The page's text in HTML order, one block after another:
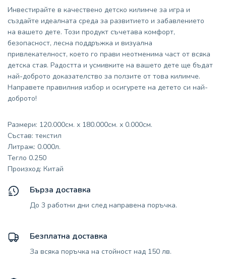
Инвестирайте в качествено детско килимче за игра и
създайте идеалната среда за развитието и забавлението
на вашето дете. Този продукт съчетава комфорт,
безопасност, лесна поддръжка и визуална
привлекателност, което го прави неотменима част от всяка
детска стая. Радостта и усмивките на вашето дете ще бъдат
най-доброто доказателство за ползите от това килимче.
Направете правилния избор и осигурете на детето си най-
доброто!
Размери: 120.000см. x 180.000см. x 0.000см.
Състав: текстил
Литраж: 0.000л.
Тегло 0.250
Произход: Китай
Бърза доставка
До 3 работни дни след направена поръчка.
Безплатна доставка
За всяка поръчка на стойност над 150 лв.